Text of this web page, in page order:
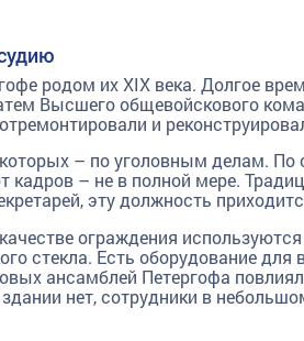
родом их XIX века. Долгое
Высшего общевойскового
и
– по уголовным делам.
кадров – не в полной мере.
эту должность
ограждения
стекла. Есть оборудование
ансамблей Петергофа
нет, сотрудники в